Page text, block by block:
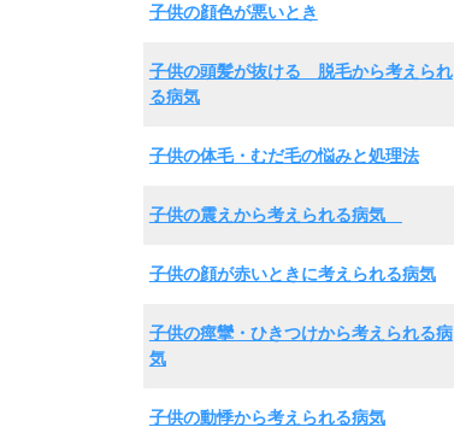
子供の顔色が悪いとき
子供の頭髪が抜ける 脱毛から考えられ
る病気
子供の体毛・むだ毛の悩みと処理法
子供の震えから考えられる病気
子供の顔が赤いときに考えられる病気
子供の痙攣・ひきつけから考えられる病
気
子供の動悸から考えられる病気